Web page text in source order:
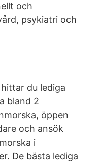
och
psykiatri och
du lediga
bland 2
öppen
och ansök
i
De bästa lediga